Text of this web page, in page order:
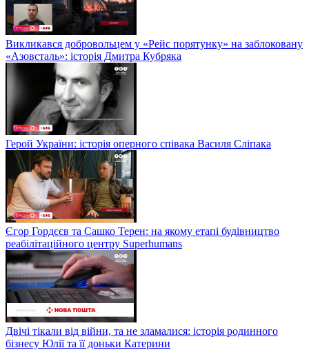
Викликався добровольцем у «Рейс порятунку» на заблоковану
«Азовсталь»: історія Дмитра Кубряка
Герой України: історія оперного співака Василя Сліпака
Єгор Гордєєв та Сашко Терен: на якому етапі будівництво
реабілітаційного центру Superhumans
Двічі тікали від війни, та не зламалися: історія родинного
бізнесу Юлії та її доньки Катерини